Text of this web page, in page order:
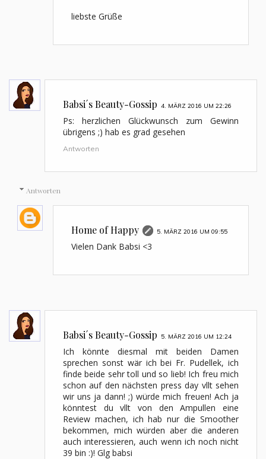
liebste Grüße
Babsi´s Beauty-Gossip 4. MÄRZ 2016 UM 22:26
Ps: herzlichen Glückwunsch zum Gewinn
übrigens ;) hab es grad gesehen
Antworten
Antworten
Home of Happy 5. MÄRZ 2016 UM 09:55
Vielen Dank Babsi <3
Babsi´s Beauty-Gossip 5. MÄRZ 2016 UM 12:24
Ich könnte diesmal mit beiden Damen
sprechen sonst wär ich bei Fr. Pudellek, ich
finde beide sehr toll und so lieb! Ich freu mich
schon auf den nächsten press day vllt sehen
wir uns ja dann! ;) würde mich freuen! Ach ja
könntest du vllt von den Ampullen eine
Review machen, ich hab nur die Smoother
bekommen, mich würden aber die anderen
auch interessieren, auch wenn ich noch nicht
39 bin :)! Glg babsi